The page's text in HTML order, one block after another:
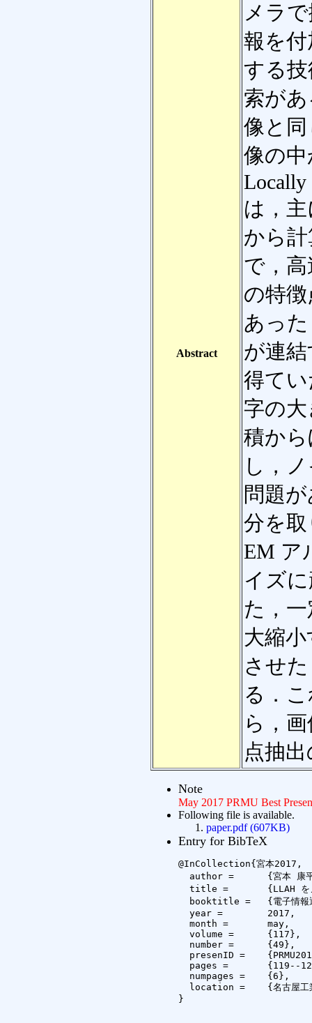
Abstract
メラ
報を
する
索が
像と
像の
Locally
は，
から
で，
の特
あっ
が連
得て
字の
積か
し，
問題
分を
EM ア
イズ
た，
大縮
させ
る．
ら，
点抽
Note
May 2017 PRMU Best
Following file is available.
paper.pdf (607KB)
Entry for BibTeX
@InCollection{宮本2017,
  author =	{宮本 康平 and 岩村 雅一 and 黄瀬 浩一},
  title =	{LLAH をノイズおよび距離変化に頑健にする手法の提案},
  booktitle =	{電子情報通信学会技術研究報告},
  year =	2017,
  month =	may,
  volume =	{117},
  number =	{49},
  presenID =	{PRMU2017-23},
  pages =	{119--124},
  numpages =	{6},
  location =	{名古屋工業大学}
}